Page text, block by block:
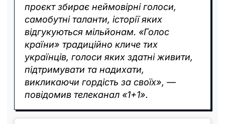
проєкт збирає неймовірні голоси,
самобутні таланти, історії яких
відгукуються мільйонам. «Голос
країни» традиційно кличе тих
українців, голоси яких здатні живити,
підтримувати та надихати,
викликаючи гордість за своїх», —
повідомив телеканал «1+1».